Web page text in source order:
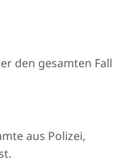
den gesamten Fall
aus Polizei,